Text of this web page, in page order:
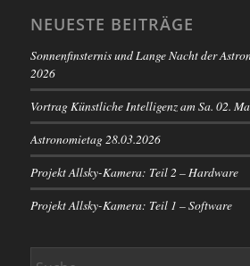
NEUESTE BEITRÄGE
Sonnenfinsternis und Lange Nacht der
2026
Vortrag Künstliche Intelligenz am Sa. 02.
Astronomietag 28.03.2026
Projekt Allsky-Kamera: Teil 2 – Hardware
Projekt Allsky-Kamera: Teil 1 – Software